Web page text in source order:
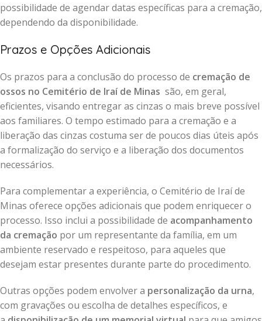
possibilidade de agendar datas específicas para a cremação,
dependendo da disponibilidade.
Prazos e Opções Adicionais
Os prazos para a conclusão do processo de cremação de
ossos no Cemitério de Iraí de Minas são, em geral,
eficientes, visando entregar as cinzas o mais breve possível
aos familiares. O tempo estimado para a cremação e a
liberação das cinzas costuma ser de poucos dias úteis após
a formalização do serviço e a liberação dos documentos
necessários.
Para complementar a experiência, o Cemitério de Iraí de
Minas oferece opções adicionais que podem enriquecer o
processo. Isso inclui a possibilidade de acompanhamento
da cremação por um representante da família, em um
ambiente reservado e respeitoso, para aqueles que
desejam estar presentes durante parte do procedimento.
Outras opções podem envolver a personalização da urna,
com gravações ou escolha de detalhes específicos, e